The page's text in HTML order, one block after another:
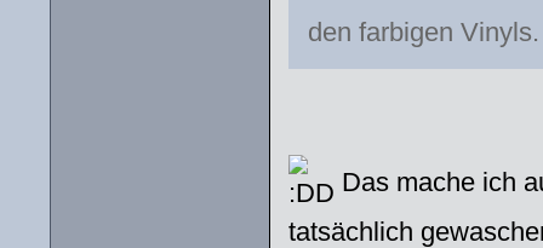
den farbigen
Das mache ich
tatsächlich